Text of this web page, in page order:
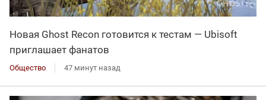
Новая Ghost Recon готовится к тестам — Ubisoft
приглашает фанатов
Общество 47 минут назад